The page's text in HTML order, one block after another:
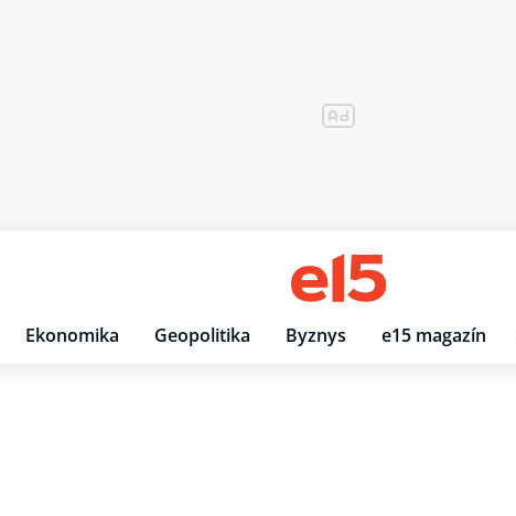
Ekonomika Geopolitika Byznys e15 magazín